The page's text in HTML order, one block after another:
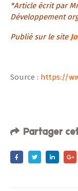
*Article écrit par
Développement
Publié sur le site
Source : https://
Partager